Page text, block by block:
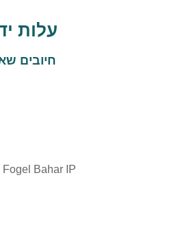
עלות
חיובים